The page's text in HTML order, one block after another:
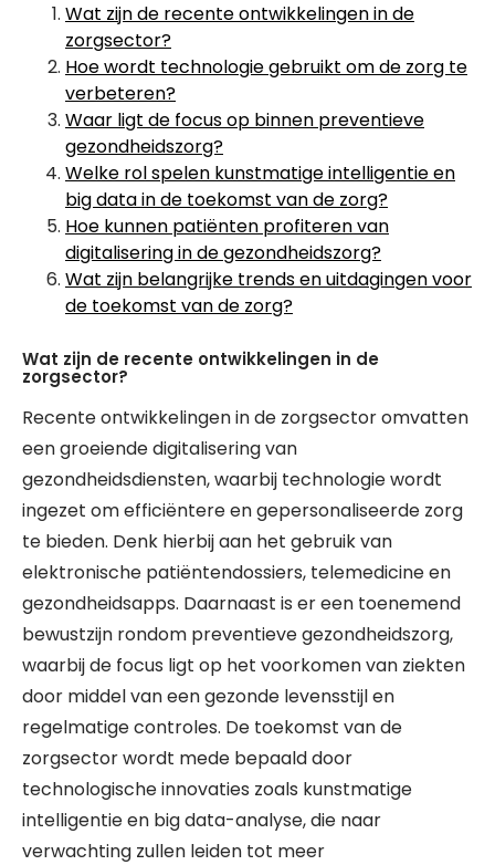
Wat zijn de recente ontwikkelingen in de
zorgsector?
Hoe wordt technologie gebruikt om de zorg te
verbeteren?
Waar ligt de focus op binnen preventieve
gezondheidszorg?
Welke rol spelen kunstmatige intelligentie en
big data in de toekomst van de zorg?
Hoe kunnen patiënten profiteren van
digitalisering in de gezondheidszorg?
Wat zijn belangrijke trends en uitdagingen voor
de toekomst van de zorg?
Wat zijn de recente ontwikkelingen in de
zorgsector?
Recente ontwikkelingen in de zorgsector omvatten
een groeiende digitalisering van
gezondheidsdiensten, waarbij technologie wordt
ingezet om efficiëntere en gepersonaliseerde zorg
te bieden. Denk hierbij aan het gebruik van
elektronische patiëntendossiers, telemedicine en
gezondheidsapps. Daarnaast is er een toenemend
bewustzijn rondom preventieve gezondheidszorg,
waarbij de focus ligt op het voorkomen van ziekten
door middel van een gezonde levensstijl en
regelmatige controles. De toekomst van de
zorgsector wordt mede bepaald door
technologische innovaties zoals kunstmatige
intelligentie en big data-analyse, die naar
verwachting zullen leiden tot meer